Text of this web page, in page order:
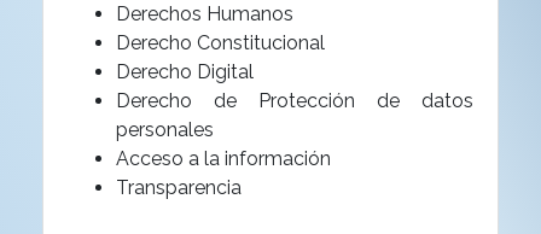
Derechos Humanos
Derecho Constitucional
Derecho Digital
Derecho de Protección de datos
personales
Acceso a la información
Transparencia